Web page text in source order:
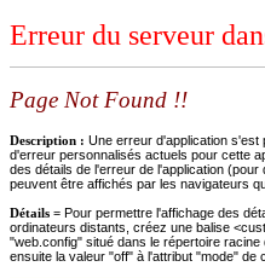
Erreur du serveur
Page Not Found !!
Description : Une erreur d'application s'est
d'erreur personnalisés actuels pour cette
des détails de l'erreur de l'application
peuvent être affichés par les navigateurs
Détails = Pour permettre l'affichage des
ordinateurs distants, créez une balise
"web.config" situé dans le répertoire
ensuite la valeur "off" à l'attribut "mode" de